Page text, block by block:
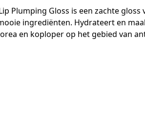
Plumping Gloss is een zachte
ingrediënten. Hydrateert en
en koploper op het gebied van